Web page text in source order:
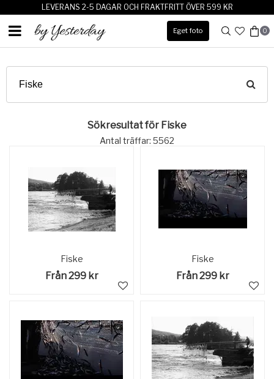
LEVERANS 2-5 DAGAR OCH FRAKTFRITT ÖVER 599 KR
Eget foto 0
Sökresultat för Fiske
Antal träffar: 5562
Fiske
Från 299 kr
Fiske
Från 299 kr